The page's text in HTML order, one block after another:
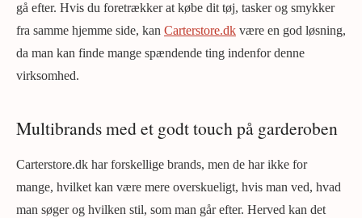
gå efter. Hvis du foretrækker at købe dit tøj, tasker og smykker
fra samme hjemme side, kan Carterstore.dk være en god løsning,
da man kan finde mange spændende ting indenfor denne
virksomhed.
Multibrands med et godt touch på garderoben
Carterstore.dk har forskellige brands, men de har ikke for
mange, hvilket kan være mere overskueligt, hvis man ved, hvad
man søger og hvilken stil, som man går efter. Herved kan det